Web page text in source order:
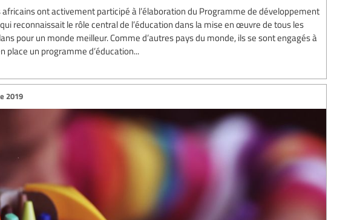
africains ont activement participé à l’élaboration du Programme de développement
reconnaissait le rôle central de l’éducation dans la mise en œuvre de tous les
pour un monde meilleur. Comme d’autres pays du monde, ils se sont engagés à
place un programme d’éducation...
2019